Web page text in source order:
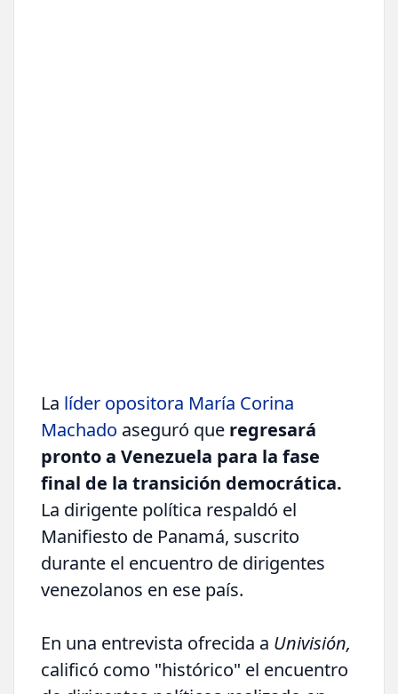
La líder opositora María Corina
Machado aseguró que regresará
pronto a Venezuela para la fase
final de la transición democrática.
La dirigente política respaldó el
Manifiesto de Panamá, suscrito
durante el encuentro de dirigentes
venezolanos en ese país.
En una entrevista ofrecida a Univisión,
calificó como "histórico" el encuentro